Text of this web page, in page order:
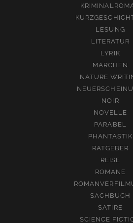
LESUNG
LITERATUR
LYRIK
MÄRCHEN
NATURE
NOIR
NOVELLE
PARABEL
PHANTASTIK
RATGEBER
REISE
ROMANE
SACHBUCH
SATIRE
SCIENCE